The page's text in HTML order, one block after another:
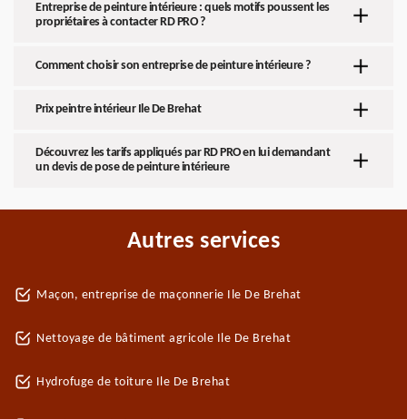
Entreprise de peinture intérieure : quels motifs poussent les
propriétaires à contacter RD PRO ?
Comment choisir son entreprise de peinture intérieure ?
Prix peintre intérieur Ile De Brehat
Découvrez les tarifs appliqués par RD PRO en lui demandant
un devis de pose de peinture intérieure
Autres services
Maçon, entreprise de maçonnerie Ile De Brehat
Nettoyage de bâtiment agricole Ile De Brehat
Hydrofuge de toiture Ile De Brehat